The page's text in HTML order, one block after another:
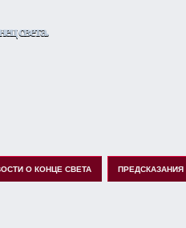
света.
О КОНЦЕ СВЕТА ПРЕДСКАЗАНИЯ